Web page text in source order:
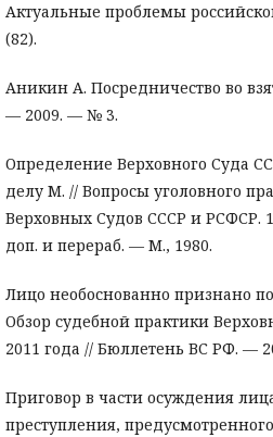
Актуальные проблемы
(82).
Аникин А. Посредничество во
— 2009. — № 3.
Определение Верховного Суда
делу М. // Вопросы уголовного
Верховных Судов СССР и РСФСР.
доп. и перераб. — М., 1980.
Лицо необоснованно признано
Обзор судебной практики
2011 года // Бюллетень ВС РФ. —
Приговор в части осуждения
преступления,